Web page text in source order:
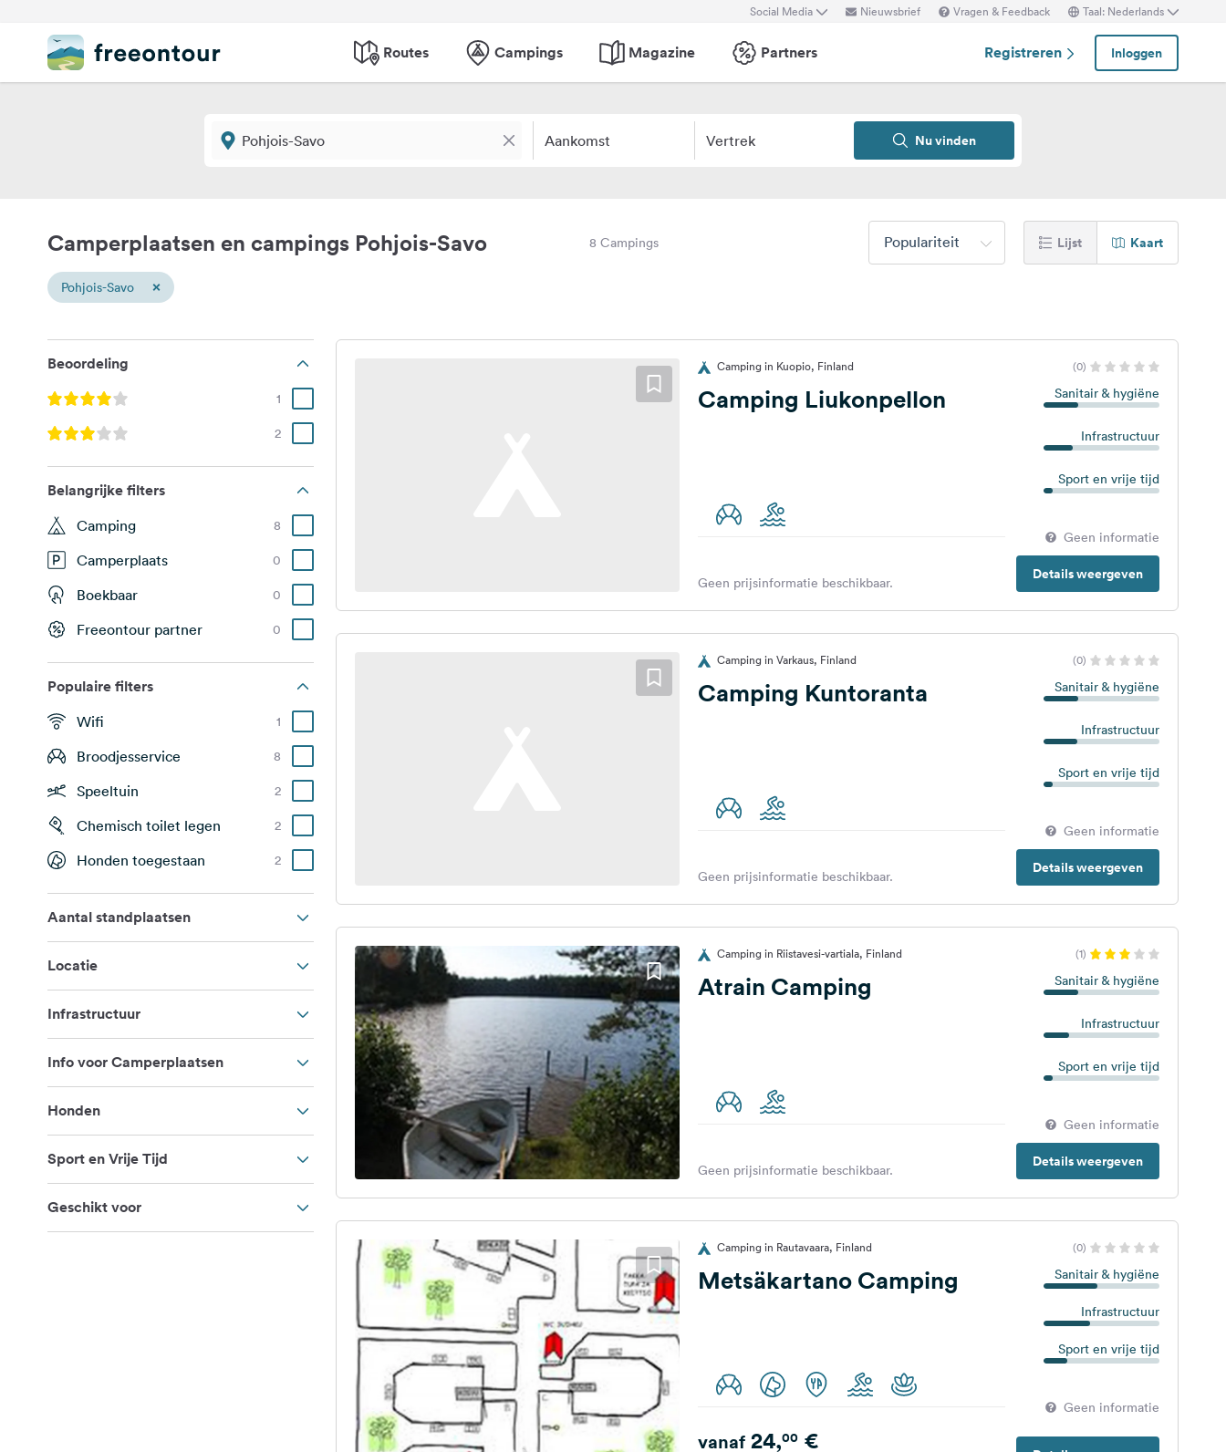
Social Media Nieuwsbrief Vragen & Feedback Taal: Nederlands
Routes Campings Magazine Partners Registreren Inloggen
Aankomst Vertrek Nu vinden
Camperplaatsen en campings Pohjois-Savo 8 Campings Populariteit Lijst Kaart
Pohjois-Savo ×
Beoordeling
1
2
Belangrijke filters
Camping 8
Camperplaats 0
Boekbaar 0
Freeontour partner 0
Populaire filters
Wifi 1
Broodjesservice 8
Speeltuin 2
Chemisch toilet legen 2
Honden toegestaan 2
Aantal standplaatsen
Locatie
Infrastructuur
Info voor Camperplaatsen
Honden
Sport en Vrije Tijd
Geschikt voor
Camping in Kuopio, Finland (0)
Camping Liukonpellon Sanitair & hygiëne
Infrastructuur
Sport en vrije tijd
Geen informatie
Details weergeven
Geen prijsinformatie beschikbaar.
Camping in Varkaus, Finland (0)
Camping Kuntoranta Sanitair & hygiëne
Infrastructuur
Sport en vrije tijd
Geen informatie
Details weergeven
Geen prijsinformatie beschikbaar.
Camping in Riistavesi-vartiala, Finland (1)
Atrain Camping Sanitair & hygiëne
Infrastructuur
Sport en vrije tijd
Geen informatie
Details weergeven
Geen prijsinformatie beschikbaar.
Camping in Rautavaara, Finland (0)
Metsäkartano Camping Sanitair & hygiëne
Infrastructuur
Sport en vrije tijd
Geen informatie
vanaf24,00€